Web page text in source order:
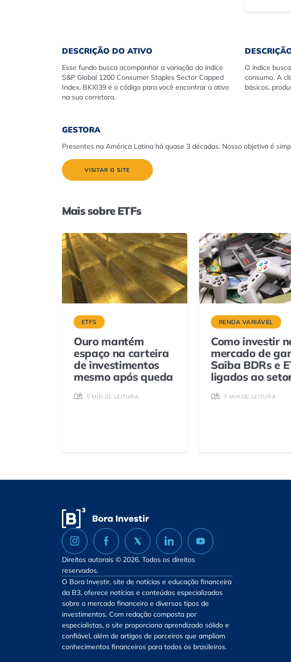
DESCRIÇÃO DO ATIVO
Esse fundo busca acompanhar a variação do índice
S&P Global 1200 Consumer Staples Sector Capped
Index. BKXI39 é o código para você encontrar o ativo
na sua corretora.
O índice
consumo. A
básicos,
GESTORA
Presentes na América Latina há quase 3 décadas. Nosso objetivo é
VISITAR O SITE
Mais sobre ETFs
ETFS
Ouro mantém
espaço na carteira
de investimentos
mesmo após queda
5 MIN DE LEITURA
RENDA VARIÁVEL
Como investir
mercado de
Saiba BDRs e
ligados ao
3 MIN DE LEITURA
Direitos autorais © 2026. Todos os direitos
reservados.
O Bora Investir, site de notícias e educação financeira
da B3, oferece notícias e conteúdos especializados
sobre o mercado financeiro e diversos tipos de
investimentos. Com redação composta por
especialistas, o site proporciona aprendizado sólido e
confiável, além de artigos de parceiros que ampliam
conhecimentos financeiros para todos os brasileiros.